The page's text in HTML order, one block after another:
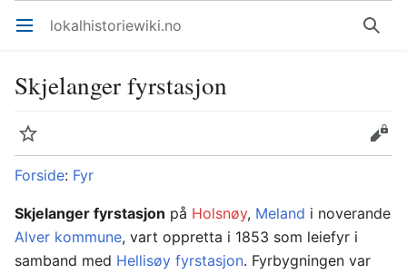
Åpne hovedmenyen lokalhistoriewiki.no Søk
Skjelanger fyrstasjon
Overvåk
Rediger
Forside: Fyr
Skjelanger fyrstasjon på Holsnøy, Meland i noverande
Alver kommune, vart oppretta i 1853 som leiefyr i
samband med Hellisøy fyrstasjon. Fyrbygningen var